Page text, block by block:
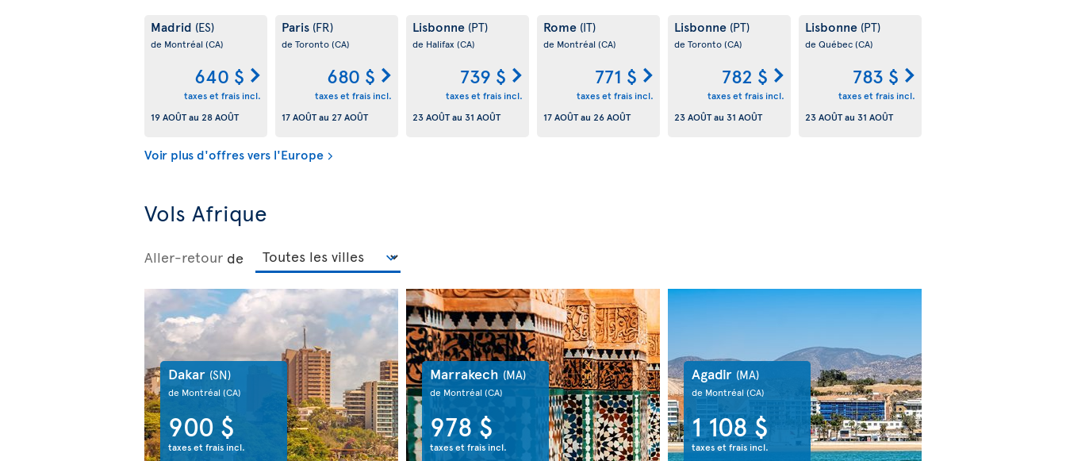
Madrid (ES)
de Montréal (CA)
640 $
taxes et frais incl.
19 AOÛTau 28 AOÛT
Paris (FR)
de Toronto(CA)
680 $
taxes et frais incl.
17 AOÛTau 27 AOÛT
Lisbonne (PT)
de Halifax (CA)
739 $
taxes et frais incl.
23 AOÛTau 31 AOÛT
Rome (IT)
de Montréal (CA)
771 $
taxes et frais incl.
17 AOÛTau 26 AOÛT
Lisbonne (PT)
de Toronto(CA)
782 $
taxes et frais incl.
23 AOÛTau 31 AOÛT
Lisbonne (PT)
de Québec(CA)
783 $
taxes et frais incl.
23 AOÛTau 31 AOÛT
Voir plus d'offres vers l'Europe
Vols Afrique
Aller-retour de
Dakar (SN)
de Montréal (CA)
900 $
taxes et frais incl.
Marrakech (MA)
de Montréal(CA)
978 $
taxes et frais incl.
Agadir (MA)
de Montréal(CA)
1 108 $
taxes et frais incl.